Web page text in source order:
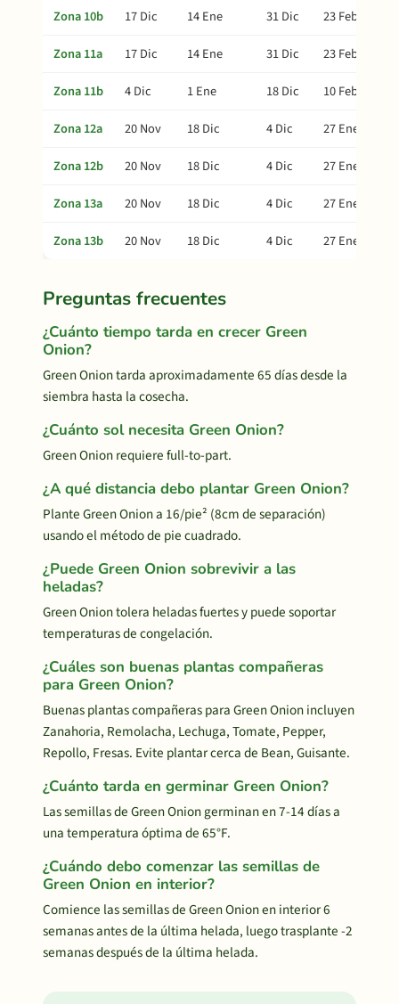
Zona 10b 17 Dic 14 Ene 31 Dic
23 Feb
Zona 11a
17 Dic 14 Ene 31 Dic
23 Feb
Zona 11b
4 Dic 1 Ene 18 Dic
10 Feb
Zona 12a
20 Nov 18 Dic 4 Dic
27 Ene
Zona 12b
20 Nov 18 Dic 4 Dic
27 Ene
Zona 13a
20 Nov 18 Dic 4 Dic
27 Ene
Zona 13b
20 Nov 18 Dic 4 Dic 27 Ene
Preguntas frecuentes
¿Cuánto tiempo tarda en crecer Green
Onion?
Green Onion tarda aproximadamente 65 días desde la
siembra hasta la cosecha.
¿Cuánto sol necesita Green Onion?
Green Onion requiere full-to-part.
¿A qué distancia debo plantar Green Onion?
Plante Green Onion a 16/pie² (8cm de separación)
usando el método de pie cuadrado.
¿Puede Green Onion sobrevivir a las
heladas?
Green Onion tolera heladas fuertes y puede soportar
temperaturas de congelación.
¿Cuáles son buenas plantas compañeras
para Green Onion?
Buenas plantas compañeras para Green Onion incluyen
Zanahoria, Remolacha, Lechuga, Tomate, Pepper,
Repollo, Fresas. Evite plantar cerca de Bean, Guisante.
¿Cuánto tarda en germinar Green Onion?
Las semillas de Green Onion germinan en 7-14 días a
una temperatura óptima de 65°F.
¿Cuándo debo comenzar las semillas de
Green Onion en interior?
Comience las semillas de Green Onion en interior 6
semanas antes de la última helada, luego trasplante -2
semanas después de la última helada.